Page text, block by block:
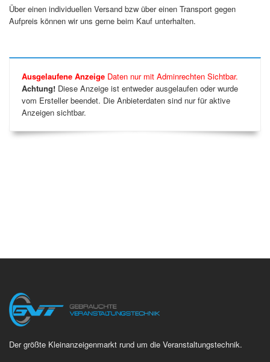
Über einen individuellen Versand bzw über einen Transport gegen
Aufpreis können wir uns gerne beim Kauf unterhalten.
Ausgelaufene Anzeige Daten nur mit Adminrechten Sichtbar.
Achtung! Diese Anzeige ist entweder ausgelaufen oder wurde
vom Ersteller beendet. Die Anbieterdaten sind nur für aktive
Anzeigen sichtbar.
Der größte Kleinanzeigenmarkt rund um die Veranstaltungstechnik.